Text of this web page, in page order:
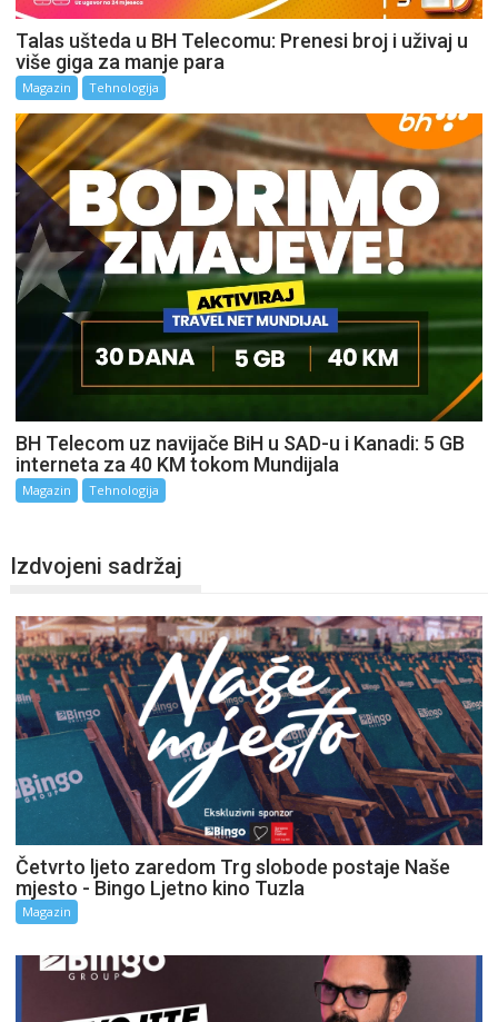
Talas ušteda u BH Telecomu: Prenesi broj i uživaj u
više giga za manje para
Magazin Tehnologija
BH Telecom uz navijače BiH u SAD-u i Kanadi: 5 GB
interneta za 40 KM tokom Mundijala
Magazin Tehnologija
Izdvojeni sadržaj
Četvrto ljeto zaredom Trg slobode postaje Naše
mjesto - Bingo Ljetno kino Tuzla
Magazin